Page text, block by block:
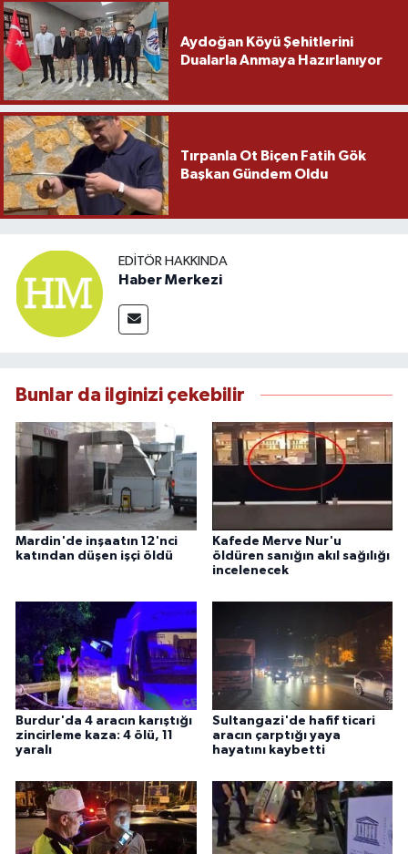
Aydoğan Köyü Şehitlerini
Dualarla Anmaya Hazırlanıyor
Tırpanla Ot Biçen Fatih Gök
Başkan Gündem Oldu
EDITÖR HAKKINDA
Haber Merkezi
Bunlar da ilginizi çekebilir
Mardin'de inşaatın 12'nci
katından düşen işçi öldü
Kafede Merve Nur'u
öldüren sanığın akıl sağılığı
incelenecek
Burdur'da 4 aracın karıştığı
zincirleme kaza: 4 ölü, 11
yaralı
Sultangazi'de hafif ticari
aracın çarptığı yaya
hayatını kaybetti